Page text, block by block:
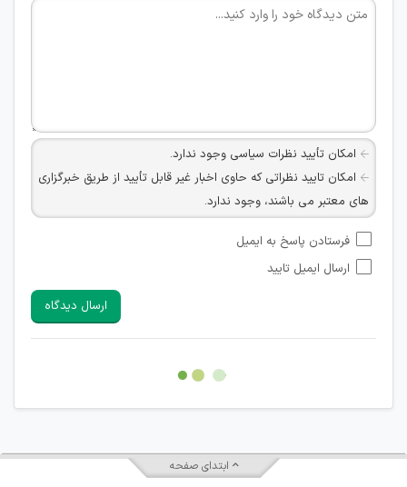
امکان تأیید نظرات سیاسی وجود ندارد.
امکان تایید نظراتی که حاوی اخبار غیر قابل تأیید از طریق خبرگزاری
های معتبر می باشند، وجود ندارد.
شبکه های مجازی ارتباطی می باشند وجود ندارد.
امکان تأیید نظرات کاربرانی که به هر طریقی قصد مأیوس کردن
هرگونه تحریک، تحقیر و کنایه به سایر افراد (مسئول و غیر مسئول)
غیر مجاز می باشد.
امکان هماهنگی برای هرگونه ملاقات حضوری چه به صورت دسته
فرستادن پاسخ به ایمیل
ارسال ایمیل تایید
ارسال دیدگاه
ابتدای صفحه